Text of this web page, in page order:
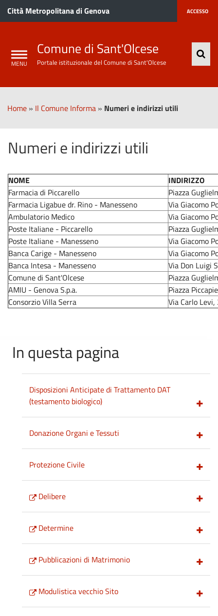
Città Metropolitana di Genova ACCESSO
Comune di Sant'Olcese
Portale istituzionale del Comune di Sant'Olcese
Home » Il Comune Informa » Numeri e indirizzi utili
Numeri e indirizzi utili
NOME
INDIRIZZO
Farmacia di Piccarello
Piazza
Farmacia Ligabue dr. Rino - Manesseno
Via Giacomo
Ambulatorio Medico
Via Giacomo
Poste Italiane - Piccarello
Piazza
Poste Italiane - Manesseno
Via Giacomo
Banca Carige - Manesseno
Via Giacomo
Banca Intesa - Manesseno
Via Don Luigi
Comune di Sant'Olcese
Piazza
AMIU - Genova S.p.a.
Piazza
Consorzio Villa Serra
Via Carlo Levi,
In questa pagina
Disposizioni Anticipate di Trattamento DAT
(testamento biologico)
Donazione Organi e Tessuti
Protezione Civile
Delibere
Determine
Pubblicazioni di Matrimonio
Modulistica vecchio Sito